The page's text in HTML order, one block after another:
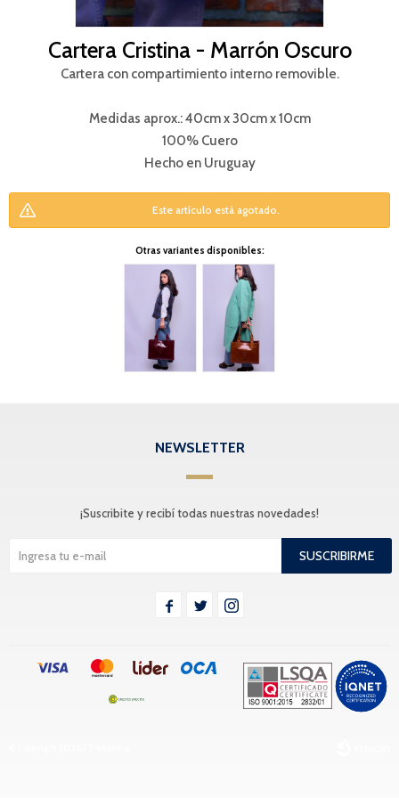
Cartera Cristina - Marrón Oscuro
Cartera con compartimiento interno removible.
Medidas aprox.: 40cm x 30cm x 10cm
100% Cuero
Hecho en Uruguay
Este artículo está agotado.
Otras variantes disponibles:
NEWSLETTER
¡Suscribite y recibí todas nuestras novedades!
SUSCRIBIRME
  